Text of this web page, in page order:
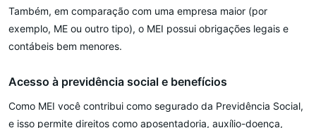
Também, em comparação com uma empresa maior (por
exemplo, ME ou outro tipo), o MEI possui obrigações legais e
contábeis bem menores.
Acesso à previdência social e benefícios
Como MEI você contribui como segurado da Previdência Social,
e isso permite direitos como aposentadoria, auxílio-doença,